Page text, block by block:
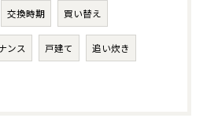
交換時期 買い替え
ンス 戸建て 追い炊き